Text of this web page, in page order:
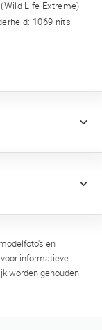
Life Extreme)
1069 nits
en
informatieve
worden gehouden.